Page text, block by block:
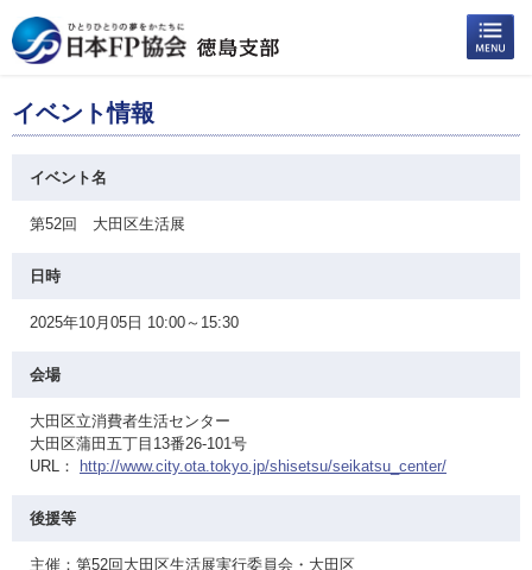
イベント情報
イベント名
第52回 大田区生活展
日時
2025年10月05日 10:00～15:30
会場
大田区立消費者生活センター
大田区蒲田五丁目13番26-101号
URL：
http://www.city.ota.tokyo.jp/shisetsu/seikatsu_center/
後援等
主催：第52回大田区生活展実行委員会・大田区